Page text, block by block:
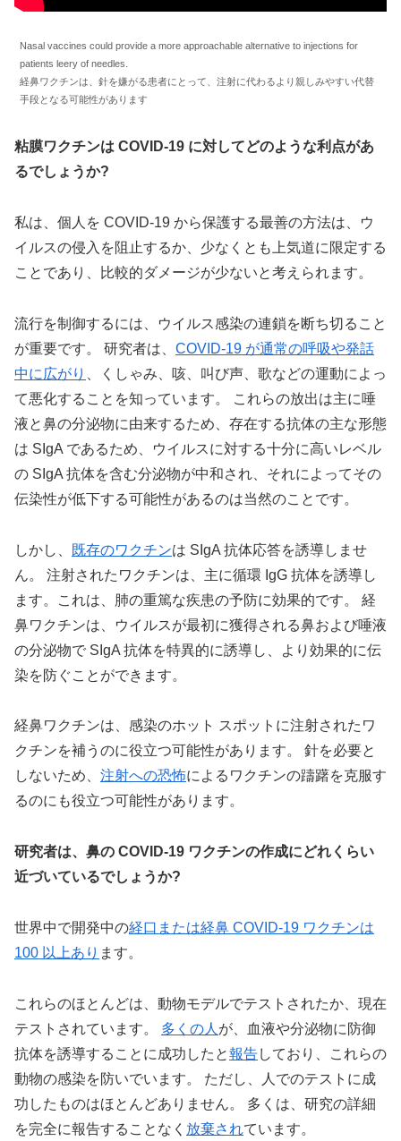
Nasal vaccines could provide a more approachable alternative to injections for
patients leery of needles.
経鼻ワクチンは、針を嫌がる患者にとって、注射に代わるより親しみやすい代替
手段となる可能性があります
粘膜ワクチンは COVID-19 に対してどのような利点があ
るでしょうか?
私は、個人を COVID-19 から保護する最善の方法は、ウ
イルスの侵入を阻止するか、少なくとも上気道に限定する
ことであり、比較的ダメージが少ないと考えられます。
流行を制御するには、ウイルス感染の連鎖を断ち切ること
が重要です。 研究者は、 COVID-19 が通常の呼吸や発話
中に広がり
、くしゃみ、咳、叫び声、歌などの運動によっ
て悪化することを知っています。 これらの放出は主に唾
液と鼻の分泌物に由来するため、存在する抗体の主な形態
は SIgA であるため、ウイルスに対する十分に高いレベル
の SIgA 抗体を含む分泌物が中和され、それによってその
伝染性が低下する可能性があるのは当然のことです。
しかし、 既存のワクチンは SIgA 抗体応答を誘導しませ
ん。 注射されたワクチンは、主に循環 IgG 抗体を誘導し
ます。これは、肺の重篤な疾患の予防に効果的です。 経
鼻ワクチンは、ウイルスが最初に獲得される鼻および唾液
の分泌物で SIgA 抗体を特異的に誘導し、より効果的に伝
染を防ぐことができます。
経鼻ワクチンは、感染のホット スポットに注射されたワ
クチンを補うのに役立つ可能性があります。 針を必要と
しないため、 注射への恐怖によるワクチンの躊躇を克服す
るのにも役立つ可能性があります。
研究者は、鼻の COVID-19 ワクチンの作成にどれくらい
近づいているでしょうか?
世界中で開発中の経口または経鼻 COVID-19 ワクチンは
100 以上あり ます。
これらのほとんどは、動物モデルでテストされたか、現在
テストされています。 多くの人 が、血液や分泌物に防御
抗体を誘導することに成功したと報告しており、これらの
動物の感染を防いでいます。 ただし、人でのテストに成
功したものはほとんどありません。 多くは、研究の詳細
を完全に報告することなく 放棄されています。